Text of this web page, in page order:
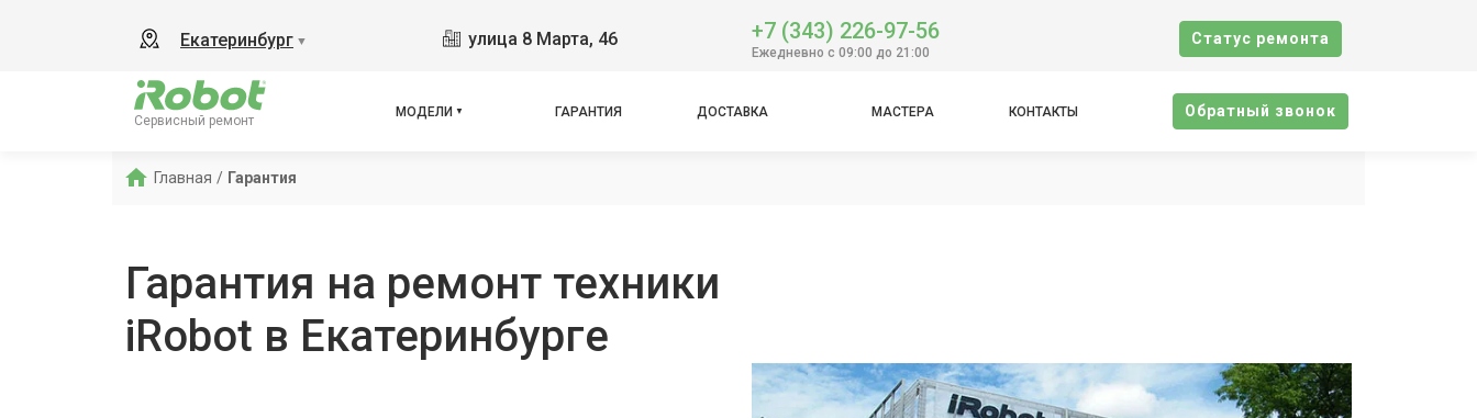
Екатеринбург ▼ улица 8 Марта, 46 +7 (343) 226-97-56
Ежедневно с 09:00 до 21:00
Cтатус ремонта
Сервисный ремонт
МОДЕЛИ
865
i8+
ГАРАНТИЯ ДОСТАВКА МАСТЕРА КОНТАКТЫ Oбратный звонок
Главная / Гарантия
Гарантия на ремонт техники
iRobot в Екатеринбурге